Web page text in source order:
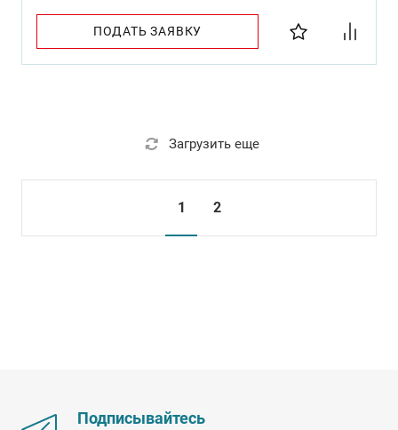
ПОДАТЬ ЗАЯВКУ
Загрузить еще
1 2
Подписывайтесь